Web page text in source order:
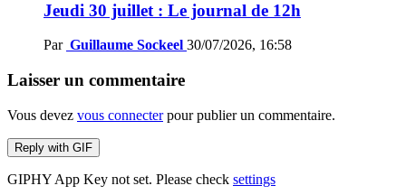
Jeudi 30 juillet : Le journal de 12h
Par Guillaume Sockeel 30/07/2026, 16:58
Laisser un commentaire
Vous devez vous connecterpour publier un commentaire.
Reply with GIF
GIPHY App Key not set. Please check settings